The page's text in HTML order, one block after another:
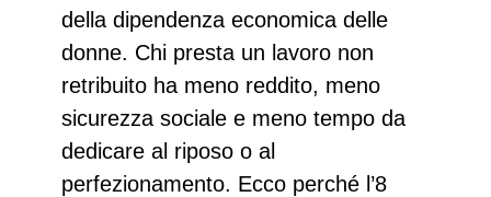
della dipendenza economica delle
donne. Chi presta un lavoro non
retribuito ha meno reddito, meno
sicurezza sociale e meno tempo da
dedicare al riposo o al
perfezionamento. Ecco perché l’8